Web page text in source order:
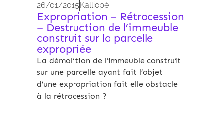
26/01/2015Kalliopé
Expropriation – Rétrocession
– Destruction de l’immeuble
construit sur la parcelle
expropriée
La démolition de l’immeuble construit
sur une parcelle ayant fait l’objet
d’une expropriation fait elle obstacle
à la rétrocession ?